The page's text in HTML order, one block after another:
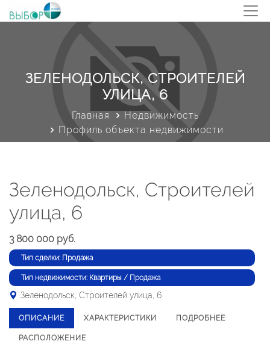
ЗЕЛЕНОДОЛЬСК, СТРОИТЕЛЕЙ
УЛИЦА, 6
Главная
Недвижимость
Профиль объекта недвижимости
Зеленодольск, Строителей
улица, 6
3 800 000 руб.
Тип сделки: Продажа
Тип недвижимости: Квартиры / Продажа
Зеленодольск, Строителей улица, 6
ОПИСАНИЕ ХАРАКТЕРИСТИКИ ПОДРОБНЕЕ
РАСПОЛОЖЕНИЕ